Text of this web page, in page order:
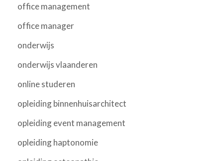
office management
office manager
onderwijs
onderwijs vlaanderen
online studeren
opleiding binnenhuisarchitect
opleiding event management
opleiding haptonomie